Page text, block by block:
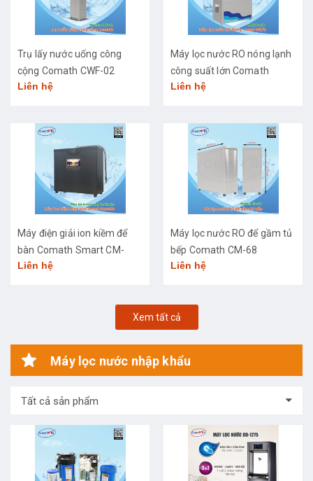
Trụ lấy nước uống công
cộng Comath CWF-02
Liên hệ
Máy lọc nước RO nóng lạnh
công suất lớn Comath
CM2681-50
Liên hệ
Máy điện giải ion kiềm để
bàn Comath Smart CM-
3668
Liên hệ
Máy lọc nước RO để gầm tủ
bếp Comath CM-68
Liên hệ
Xem tất cả
Máy lọc nước nhập khẩu
Tất cả sản phẩm